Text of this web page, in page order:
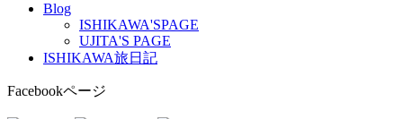
Blog
ISHIKAWA'SPAGE
UJITA'S PAGE
ISHIKAWA旅日記
Facebookページ